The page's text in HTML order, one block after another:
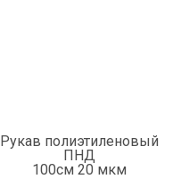
Рукав полиэтиленовый
ПНД
100см 20 мкм